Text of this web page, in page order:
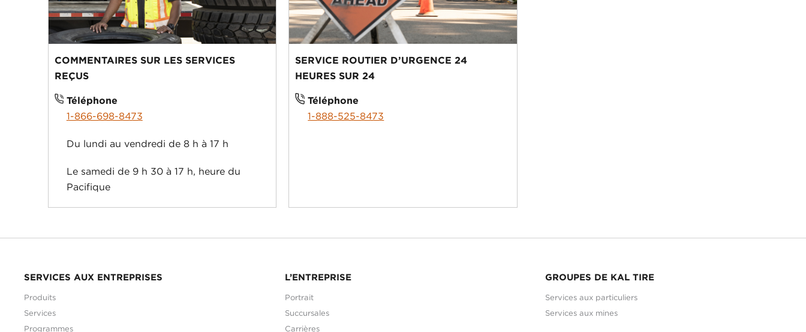
COMMENTAIRES SUR LES SERVICES
REÇUS
Téléphone
1-866-698-8473
Du lundi au vendredi de 8 h à 17 h
Le samedi de 9 h 30 à 17 h, heure du
Pacifique
SERVICE ROUTIER D’URGENCE 24
HEURES SUR 24
Téléphone
1-888-525-8473
SERVICES AUX ENTREPRISES
Produits
Services
Programmes
L’ENTREPRISE
Portrait
Succursales
Carrières
GROUPES DE KAL TIRE
Services aux particuliers
Services aux mines